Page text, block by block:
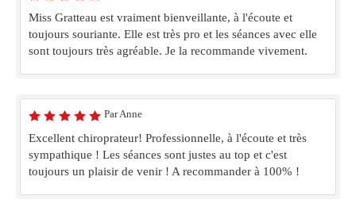
Miss Gratteau est vraiment bienveillante, à l'écoute et
toujours souriante. Elle est très pro et les séances avec elle
sont toujours très agréable. Je la recommande vivement.
Par Anne
Excellent chiroprateur! Professionnelle, à l'écoute et très
sympathique ! Les séances sont justes au top et c'est
toujours un plaisir de venir ! A recommander à 100% !